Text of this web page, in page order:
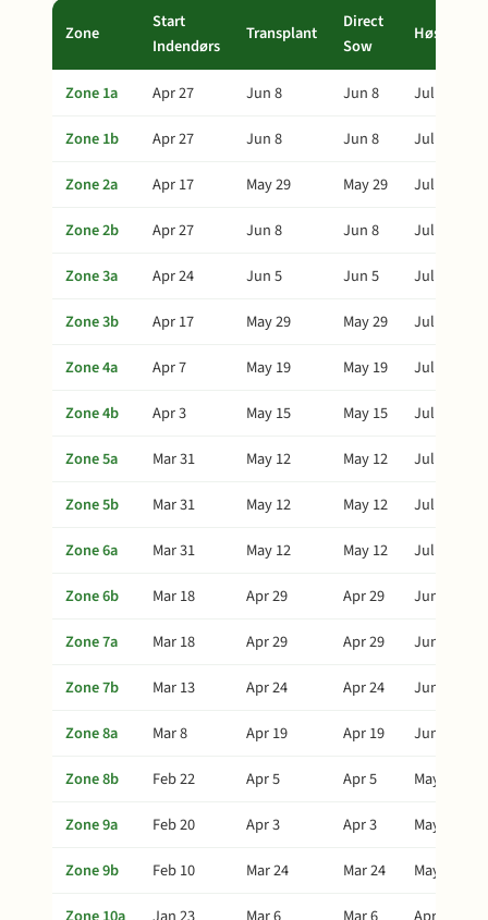
Zone
Start
Indendørs
Transplant
Direct
Sow
Høst
Zone 1a Apr 27 Jun 8 Jun 8
Jul 28
Zone 1b
Apr 27 Jun 8 Jun 8
Jul 28
Zone 2a
Apr 17 May 29 May 29
Jul 18
Zone 2b
Apr 27 Jun 8 Jun 8
Jul 28
Zone 3a
Apr 24 Jun 5 Jun 5
Jul 25
Zone 3b
Apr 17 May 29 May 29
Jul 18
Zone 4a
Apr 7 May 19 May 19
Jul 8
Zone 4b
Apr 3 May 15 May 15
Jul 4
Zone 5a
Mar 31 May 12 May 12
Jul 1
Zone 5b
Mar 31 May 12 May 12
Jul 1
Zone 6a
Mar 31 May 12 May 12
Jul 1
Zone 6b
Mar 18 Apr 29 Apr 29
Jun 18
Zone 7a
Mar 18 Apr 29 Apr 29
Jun 18
Zone 7b
Mar 13 Apr 24 Apr 24
Jun 13
Zone 8a
Mar 8 Apr 19 Apr 19
Jun 8
Zone 8b
Feb 22 Apr 5 Apr 5
May 25
Zone 9a
Feb 20 Apr 3 Apr 3
May 23
Zone 9b
Feb 10 Mar 24 Mar 24
May 13